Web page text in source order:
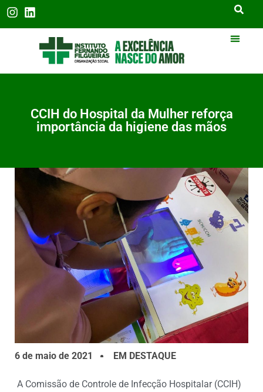
CCIH do Hospital da Mulher reforça
importância da higiene das mãos
6 de maio de 2021 EM DESTAQUE
A Comissão de Controle de Infecção Hospitalar (CCIH)